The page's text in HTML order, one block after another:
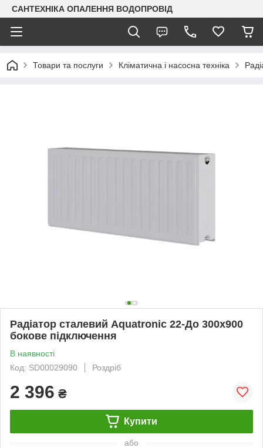
САНТЕХНІКА ОПАЛЕННЯ ВОДОПРОВІД
Товари та послуги Кліматична і насосна техніка
Радіатор сталевий Aquatronic 22-До 300х900
бокове підключення
В наявності
Код: SD00029090
Роздріб
2 396 ₴
Купити
або